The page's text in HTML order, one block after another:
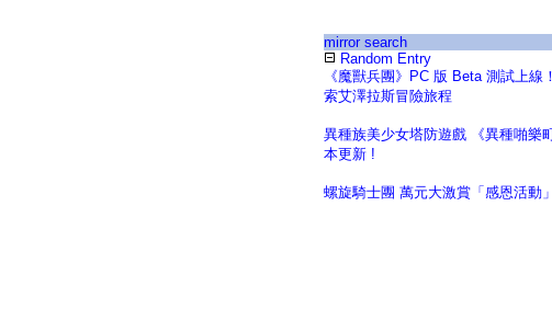
mirror search
Random Entry
《魔獸兵團》PC 版 Beta 測試上線
索艾澤拉斯冒險旅程
異種族美少女塔防遊戲 《異種啪樂
本更新 !
螺旋騎士團 萬元大激賞「感恩活動